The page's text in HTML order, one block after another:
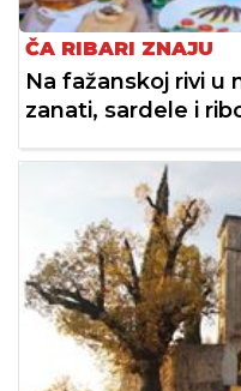
ČA RIBARI ZNAJU
Na fažanskoj rivi u
zanati, sardele i